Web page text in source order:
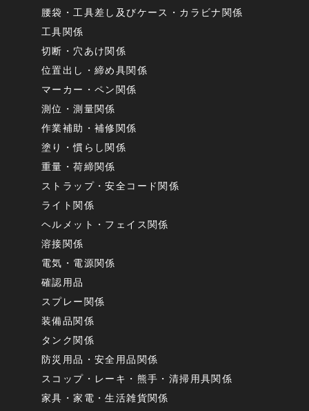
腰袋・工具差し及びケース・カラビナ関係
工具関係
切断・穴あけ関係
位置出し・締め具関係
マーカー・ペン関係
測位・測量関係
作業補助・補修関係
塗り・慣らし関係
重量・荷締関係
ストラップ・安全コード関係
ライト関係
ヘルメット・フェイス関係
溶接関係
電気・電源関係
確認用品
スプレー関係
装備品関係
タンク関係
防災用品・安全用品関係
スコップ・レーキ・熊手・清掃用具関係
家具・家電・生活雑貨関係